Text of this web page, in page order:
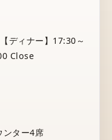
ディナー】17:30～
Close
ンター4席